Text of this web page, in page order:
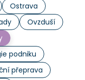
Ostrava
Ovzduší
podniku
přeprava